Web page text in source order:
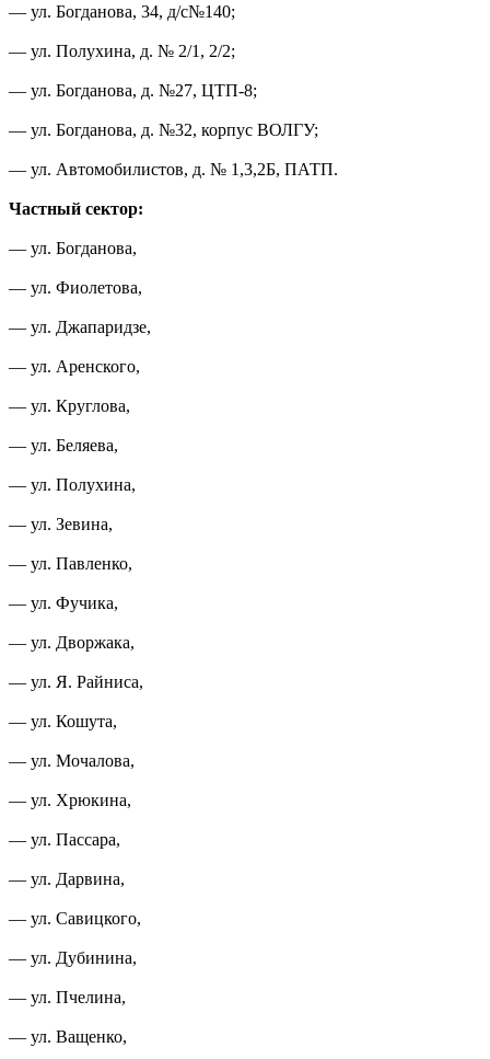
— ул. Богданова, 34, д/с№140;
— ул. Полухина, д. № 2/1, 2/2;
— ул. Богданова, д. №27, ЦТП-8;
— ул. Богданова, д. №32, корпус ВОЛГУ;
— ул. Автомобилистов, д. № 1,3,2Б, ПАТП.
Частный сектор:
— ул. Богданова,
— ул. Фиолетова,
— ул. Джапаридзе,
— ул. Аренского,
— ул. Круглова,
— ул. Беляева,
— ул. Полухина,
— ул. Зевина,
— ул. Павленко,
— ул. Фучика,
— ул. Дворжака,
— ул. Я. Райниса,
— ул. Кошута,
— ул. Мочалова,
— ул. Хрюкина,
— ул. Пассара,
— ул. Дарвина,
— ул. Савицкого,
— ул. Дубинина,
— ул. Пчелина,
— ул. Ващенко,